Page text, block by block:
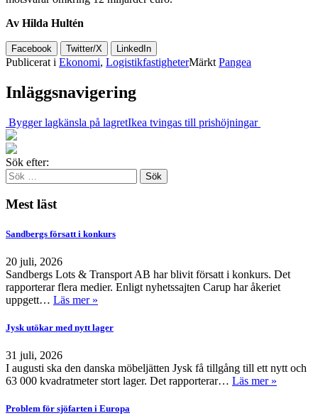
Av Hilda Hultén
Facebook Twitter/X LinkedIn
Publicerat i Ekonomi, LogistikfastigheterMärkt Pangea
Inläggsnavigering
Bygger lagkänsla på lagretIkea tvingas till prishöjningar
Sök efter:
Mest läst
Sandbergs försatt i konkurs
20 juli, 2026
Sandbergs Lots & Transport AB har blivit försatt i konkurs. Det
rapporterar flera medier. Enligt nyhetssajten Carup har åkeriet
uppgett… Läs mer »
Jysk utökar med nytt lager
31 juli, 2026
I augusti ska den danska möbeljätten Jysk få tillgång till ett nytt och
63 000 kvadratmeter stort lager. Det rapporterar… Läs mer »
Problem för sjöfarten i Europa